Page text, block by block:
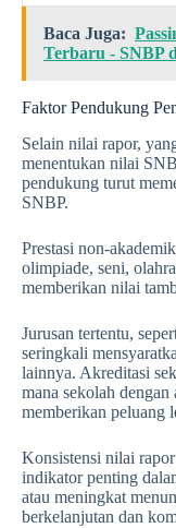
Baca Juga:
Terbaru - SNBP
Faktor Pendukung
Selain nilai rapor,
menentukan nilai
pendukung turut
SNBP.
Prestasi non-
olimpiade, seni,
memberikan nilai
Jurusan tertentu,
seringkali
lainnya. Akreditasi
mana sekolah
memberikan peluang
Konsistensi nilai
indikator penting
atau meningkat
berkelanjutan dan